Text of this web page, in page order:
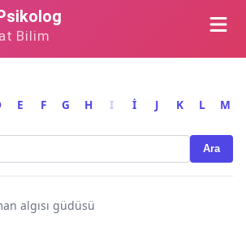
Bilim
E F G H I İ J K L M
Ara
algısı güdüsü